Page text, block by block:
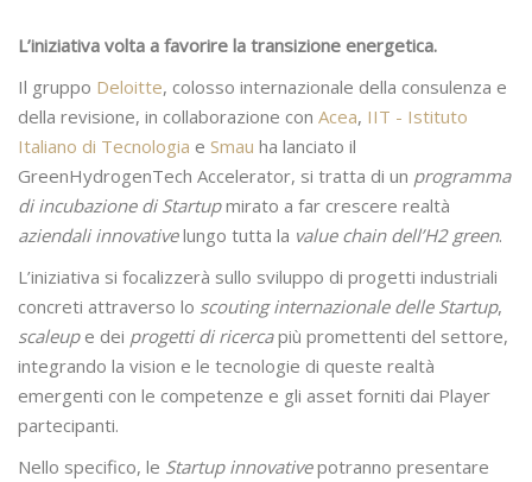
L’iniziativa volta a favorire la transizione energetica.
Il gruppo Deloitte, colosso internazionale della consulenza e
della revisione, in collaborazione con Acea, IIT - Istituto
Italiano di Tecnologia e Smau ha lanciato il
GreenHydrogenTech Accelerator, si tratta di un programma
di incubazione di Startupmirato a far crescere realtà
aziendali innovativelungo tutta la value chain dell’H2 green.
L’iniziativa si focalizzerà sullo sviluppo di progetti industriali
concreti attraverso lo scouting internazionale delle Startup,
scaleupe dei progetti di ricercapiù promettenti del settore,
integrando la vision e le tecnologie di queste realtà
emergenti con le competenze e gli asset forniti dai Player
partecipanti.
Nello specifico, le Startup innovativepotranno presentare